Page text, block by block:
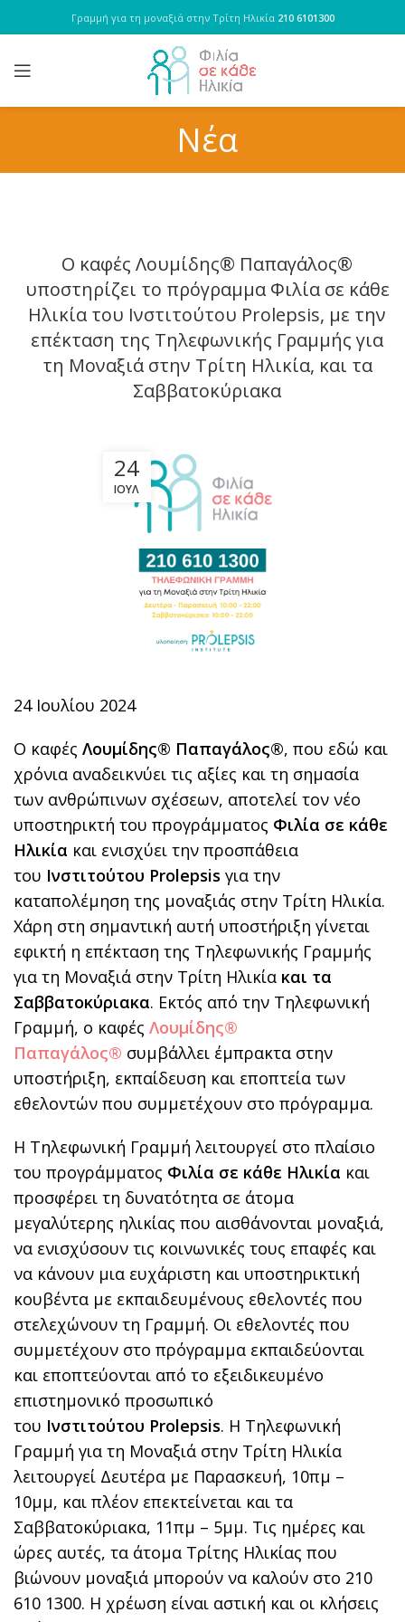
Γραμμή για τη μοναξιά στην Τρίτη Ηλικία 210 6101300
Νέα
Ο καφές Λουμίδης® Παπαγάλος®
υποστηρίζει το πρόγραμμα Φιλία σε κάθε
Ηλικία του Ινστιτούτου Prolepsis, με την
επέκταση της Τηλεφωνικής Γραμμής για
τη Μοναξιά στην Τρίτη Ηλικία, και τα
Σαββατοκύριακα
24
ΙΟΎΛ
24 Ιουλίου 2024
Ο καφές Λουμίδης® Παπαγάλος®, που εδώ και
χρόνια αναδεικνύει τις αξίες και τη σημασία
των ανθρώπινων σχέσεων, αποτελεί τον νέο
υποστηρικτή του προγράμματος Φιλία σε κάθε
Ηλικία και ενισχύει την προσπάθεια
του Ινστιτούτου Prolepsis για την
καταπολέμηση της μοναξιάς στην Τρίτη Ηλικία.
Χάρη στη σημαντική αυτή υποστήριξη γίνεται
εφικτή η επέκταση της Τηλεφωνικής Γραμμής
για τη Μοναξιά στην Τρίτη Ηλικία και τα
Σαββατοκύριακα. Εκτός από την Τηλεφωνική
Γραμμή, ο καφές Λουμίδης®
Παπαγάλος® συμβάλλει έμπρακτα στην
υποστήριξη, εκπαίδευση και εποπτεία των
εθελοντών που συμμετέχουν στο πρόγραμμα.
Η Τηλεφωνική Γραμμή λειτουργεί στο πλαίσιο
του προγράμματος Φιλία σε κάθε Ηλικία και
προσφέρει τη δυνατότητα σε άτομα
μεγαλύτερης ηλικίας που αισθάνονται μοναξιά,
να ενισχύσουν τις κοινωνικές τους επαφές και
να κάνουν μια ευχάριστη και υποστηρικτική
κουβέντα με εκπαιδευμένους εθελοντές που
στελεχώνουν τη Γραμμή. Οι εθελοντές που
συμμετέχουν στο πρόγραμμα εκπαιδεύονται
και εποπτεύονται από το εξειδικευμένο
επιστημονικό προσωπικό
του Ινστιτούτου Prolepsis. H Τηλεφωνική
Γραμμή για τη Μοναξιά στην Τρίτη Ηλικία
λειτουργεί Δευτέρα με Παρασκευή, 10πμ –
10μμ, και πλέον επεκτείνεται και τα
Σαββατοκύριακα, 11πμ – 5μμ. Τις ημέρες και
ώρες αυτές, τα άτομα Τρίτης Ηλικίας που
βιώνουν μοναξιά μπορούν να καλούν στο 210
610 1300. Η χρέωση είναι αστική και οι κλήσεις